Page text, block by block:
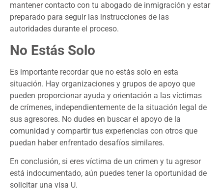
mantener contacto con tu abogado de inmigración y estar
preparado para seguir las instrucciones de las
autoridades durante el proceso.
No Estás Solo
Es importante recordar que no estás solo en esta
situación. Hay organizaciones y grupos de apoyo que
pueden proporcionar ayuda y orientación a las víctimas
de crímenes, independientemente de la situación legal de
sus agresores. No dudes en buscar el apoyo de la
comunidad y compartir tus experiencias con otros que
puedan haber enfrentado desafíos similares.
En conclusión, si eres víctima de un crimen y tu agresor
está indocumentado, aún puedes tener la oportunidad de
solicitar una visa U.